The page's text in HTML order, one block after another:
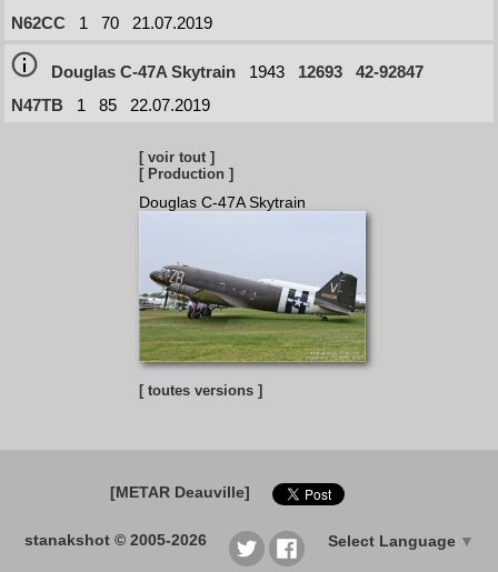
N62CC
1 70 21.07.2019
Douglas C-47A Skytrain 1943 12693
42-92847
N47TB
1 85 22.07.2019
[ voir tout ]
[ Production ]
Douglas C-47A Skytrain
[ toutes versions ]
[METAR Deauville]
stanakshot © 2005-2026 Select Language ▼